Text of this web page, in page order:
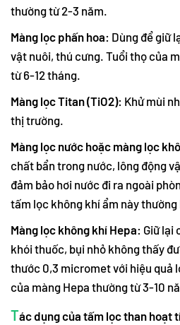
thường từ 2-3 năm.
Màng lọc phấn hoa: Dùng để giữ
vật nuôi, thú cưng. Tuổi thọ của
từ 6-12 tháng.
Màng lọc Titan (TiO2): Khử mùi
thị trường.
Màng lọc nước hoặc màng lọc
chất bẩn trong nước, lông động
đảm bảo hơi nước đi ra ngoài
tấm lọc không khí ẩm này thường
Màng lọc không khí Hepa: Giữ lại
khói thuốc, bụi nhỏ không thấy
thước 0,3 micromet với hiệu quả
của màng Hepa thường từ 3-10
Tác dụng của tấm lọc than hoạt